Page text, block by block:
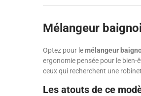
Mélangeur
Optez pour lemélangeur
ergonomie pensée pour le
ceux qui recherchent une
Les atouts de ce